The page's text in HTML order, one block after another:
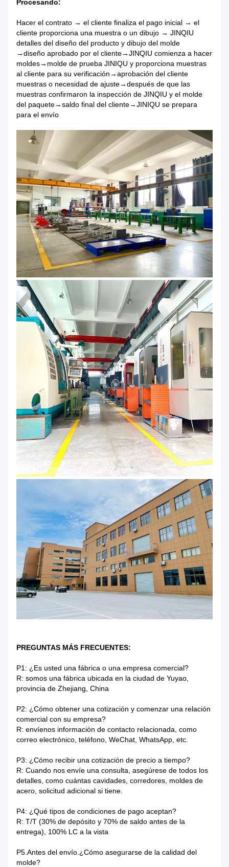
Procesando:
Hacer el contrato → el cliente finaliza el pago inicial → el
cliente proporciona una muestra o un dibujo → JINQIU
detalles del diseño del producto y dibujo del molde
→diseño aprobado por el cliente→JINQIU comienza a hacer
moldes→molde de prueba JINIQU y proporciona muestras
al cliente para su verificación→aprobación del cliente
muestras o necesidad de ajuste→después de que las
muestras confirmaron la inspección de JINQIU y el molde
del paquete→saldo final del cliente→JINIQU se prepara
para el envío
PREGUNTAS MÁS FRECUENTES:
P1: ¿Es usted una fábrica o una empresa comercial?
R: somos una fábrica ubicada en la ciudad de Yuyao,
provincia de Zhejiang, China
P2: ¿Cómo obtener una cotización y comenzar una relación
comercial con su empresa?
R: envíenos información de contacto relacionada, como
correo electrónico, teléfono, WeChat, WhatsApp, etc.
P3: ¿Cómo recibir una cotización de precio a tiempo?
R: Cuando nos envíe una consulta, asegúrese de todos los
detalles, como cuántas cavidades, corredores, moldes de
acero, solicitud adicional si tiene.
P4: ¿Qué tipos de condiciones de pago aceptan?
R: T/T (30% de depósito y 70% de saldo antes de la
entrega), 100% LC a la vista
P5.Antes del envío.¿Cómo asegurarse de la calidad del
molde?